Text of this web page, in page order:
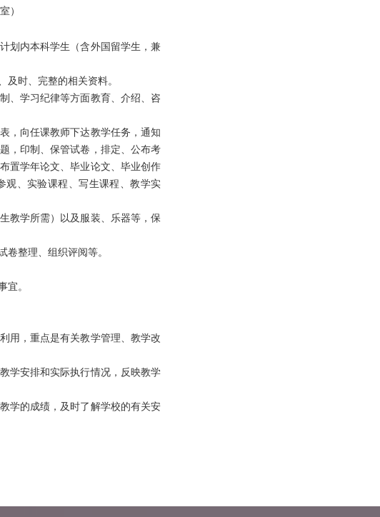
室）
划内本科学生（含外国留学生，兼
时、完整的相关资料。
、学习纪律等方面教育、介绍、咨
，向任课教师下达教学任务，通知
，印制、保管试卷，排定、公布考
置学年论文、毕业论文、毕业创作
观、实验课程、写生课程、教学实
教学所需）以及服装、乐器等，保
整理、组织评阅等。
宜。
用，重点是有关教学管理、教学改
学安排和实际执行情况，反映教学
学的成绩，及时了解学校的有关安